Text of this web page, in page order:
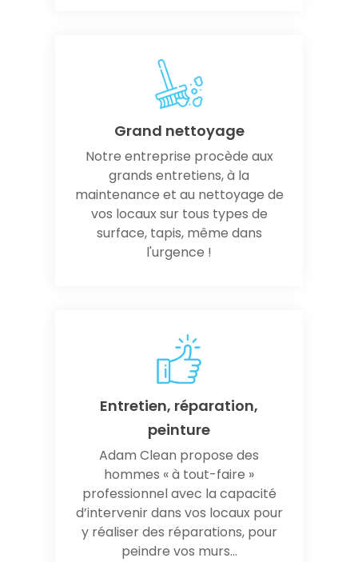
Grand nettoyage
Notre entreprise procède aux
grands entretiens, à la
maintenance et au nettoyage de
vos locaux sur tous types de
surface, tapis, même dans
l'urgence !
Entretien, réparation,
peinture
Adam Clean propose des
hommes « à tout-faire »
professionnel avec la capacité
d’intervenir dans vos locaux pour
y réaliser des réparations, pour
peindre vos murs...